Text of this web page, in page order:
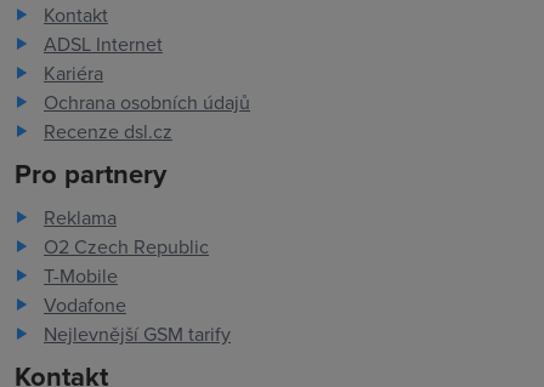
Kontakt
ADSL Internet
Kariéra
Ochrana osobních údajů
Recenze dsl.cz
Pro partnery
Reklama
O2 Czech Republic
T-Mobile
Vodafone
Nejlevnější GSM tarify
Kontakt